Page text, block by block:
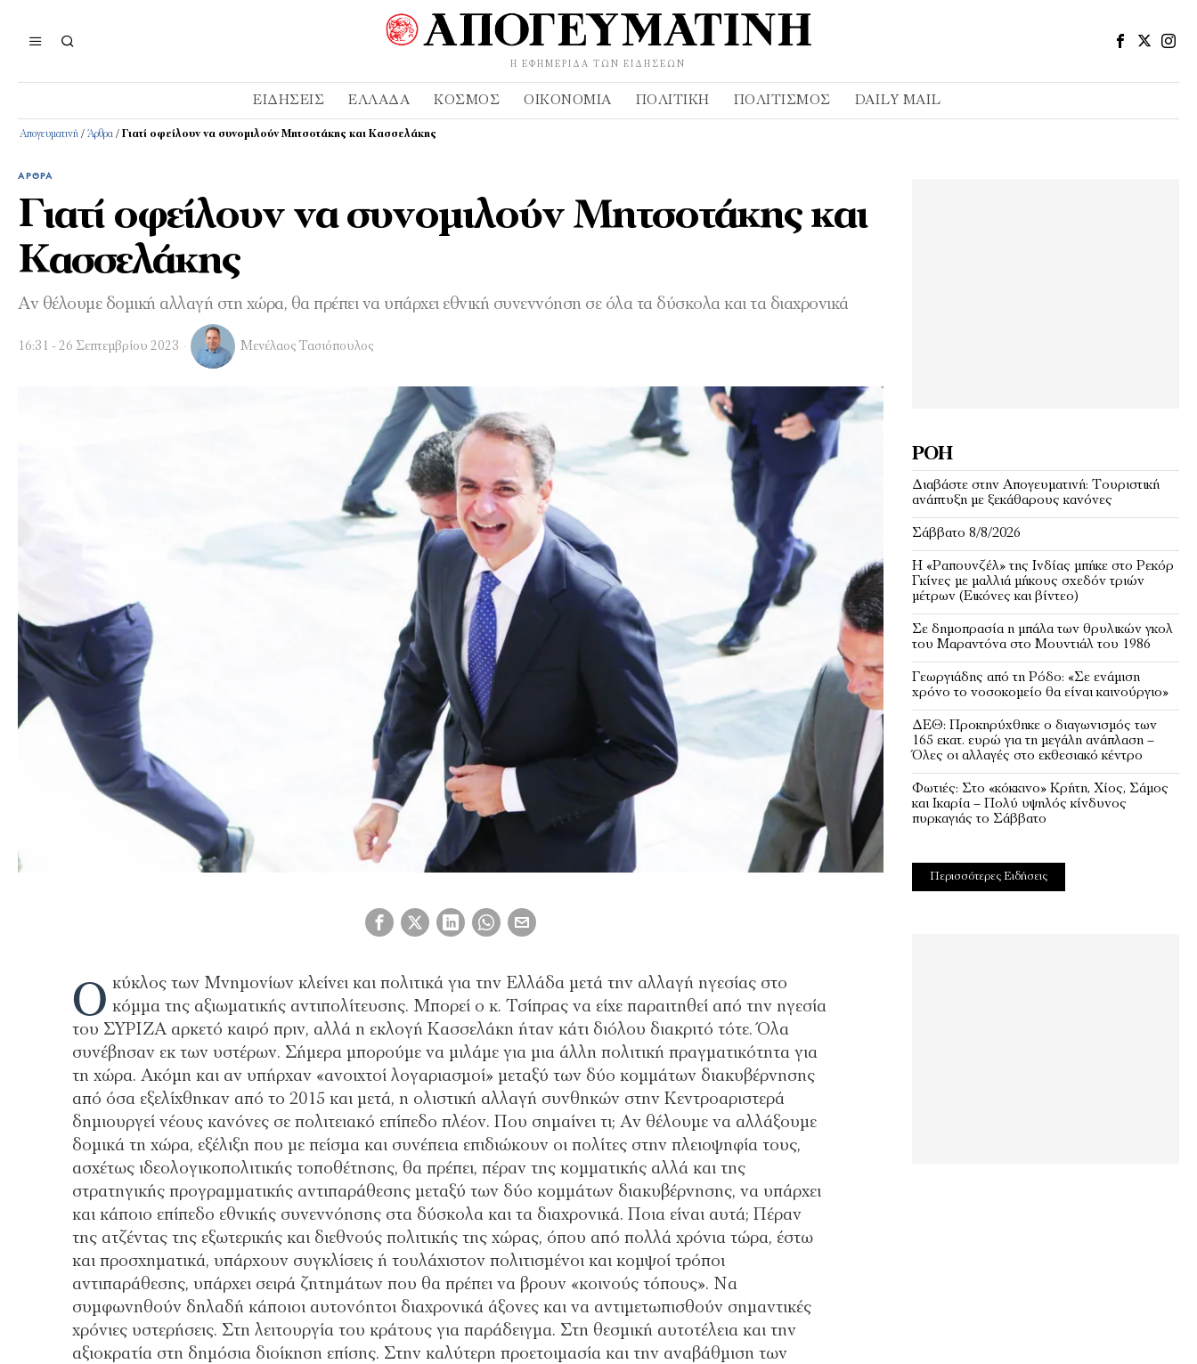
Η ΕΦΗΜΕΡΊΔΑ ΤΩΝ ΕΙΔΉΣΕΩΝ
ΕΙΔΉΣΕΙΣ ΕΛΛΆΔΑ ΚΌΣΜΟΣ ΟΙΚΟΝΟΜΊΑ ΠΟΛΙΤΙΚΉ ΠΟΛΙΤΙΣΜΌΣ DAILY MAIL
Απογευματινή / Άρθρα / Γιατί οφείλουν να συνομιλούν Μητσοτάκης και Κασσελάκης
ΆΡΘΡΑ
Γιατί οφείλουν να συνομιλούν Μητσοτάκης και
Κασσελάκης
Αν θέλουμε δομική αλλαγή στη χώρα, θα πρέπει να υπάρχει εθνική συνεννόηση σε όλα τα δύσκολα και τα διαχρονικά
16:31 - 26 Σεπτεμβρίου 2023 Μενέλαος Τασιόπουλος
Ο κύκλος των Μνημονίων κλείνει και πολιτικά για την Ελλάδα μετά την αλλαγή ηγεσίας στο
κόμμα της αξιωματικής αντιπολίτευσης. Μπορεί ο κ. Τσίπρας να είχε παραιτηθεί από την ηγεσία
του ΣΥΡΙΖΑ αρκετό καιρό πριν, αλλά η εκλογή Κασσελάκη ήταν κάτι διόλου διακριτό τότε. Όλα
συνέβησαν εκ των υστέρων. Σήμερα μπορούμε να μιλάμε για μια άλλη πολιτική πραγματικότητα για
τη χώρα. Ακόμη και αν υπήρχαν «ανοιχτοί λογαριασμοί» μεταξύ των δύο κομμάτων διακυβέρνησης
από όσα εξελίχθηκαν από το 2015 και μετά, η ολιστική αλλαγή συνθηκών στην Κεντροαριστερά
δημιουργεί νέους κανόνες σε πολιτειακό επίπεδο πλέον. Που σημαίνει τι; Αν θέλουμε να αλλάξουμε
δομικά τη χώρα, εξέλιξη που με πείσμα και συνέπεια επιδιώκουν οι πολίτες στην πλειοψηφία τους,
ασχέτως ιδεολογικοπολιτικής τοποθέτησης, θα πρέπει, πέραν της κομματικής αλλά και της
στρατηγικής προγραμματικής αντιπαράθεσης μεταξύ των δύο κομμάτων διακυβέρνησης, να υπάρχει
και κάποιο επίπεδο εθνικής συνεννόησης στα δύσκολα και τα διαχρονικά. Ποια είναι αυτά; Πέραν
της ατζέντας της εξωτερικής και διεθνούς πολιτικής της χώρας, όπου από πολλά χρόνια τώρα, έστω
και προσχηματικά, υπάρχουν συγκλίσεις ή τουλάχιστον πολιτισμένοι και κομψοί τρόποι
αντιπαράθεσης, υπάρχει σειρά ζητημάτων που θα πρέπει να βρουν «κοινούς τόπους». Να
συμφωνηθούν δηλαδή κάποιοι αυτονόητοι διαχρονικά άξονες και να αντιμετωπισθούν σημαντικές
χρόνιες υστερήσεις. Στη λειτουργία του κράτους για παράδειγμα. Στη θεσμική αυτοτέλεια και την
αξιοκρατία στη δημόσια διοίκηση επίσης. Στην καλύτερη προετοιμασία και την αναβάθμιση των
ΡΟΉ
Διαβάστε στην Απογευματινή: Τουριστική
ανάπτυξη με ξεκάθαρους κανόνες
Σάββατο 8/8/2026
Η «Ραπουνζέλ» της Ινδίας μπήκε στο Ρεκόρ
Γκίνες με μαλλιά μήκους σχεδόν τριών
μέτρων (Εικόνες και βίντεο)
Σε δημοπρασία η μπάλα των θρυλικών γκολ
του Μαραντόνα στο Μουντιάλ του 1986
Γεωργιάδης από τη Ρόδο: «Σε ενάμιση
χρόνο το νοσοκομείο θα είναι καινούργιο»
ΔΕΘ: Προκηρύχθηκε ο διαγωνισμός των
165 εκατ. ευρώ για τη μεγάλη ανάπλαση –
Όλες οι αλλαγές στο εκθεσιακό κέντρο
Φωτιές: Στο «κόκκινο» Κρήτη, Χίος, Σάμος
και Ικαρία – Πολύ υψηλός κίνδυνος
πυρκαγιάς το Σάββατο
Περισσότερες Ειδήσεις